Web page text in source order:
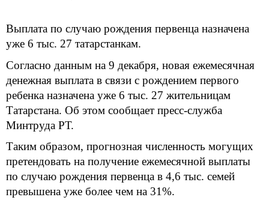
Выплата по случаю рождения первенца назначена
уже 6 тыс. 27 татарстанкам.
Согласно данным на 9 декабря, новая ежемесячная
денежная выплата в связи с рождением первого
ребенка назначена уже 6 тыс. 27 жительницам
Татарстана. Об этом сообщает пресс-служба
Минтруда РТ.
Таким образом, прогнозная численность могущих
претендовать на получение ежемесячной выплаты
по случаю рождения первенца в 4,6 тыс. семей
превышена уже более чем на 31%.